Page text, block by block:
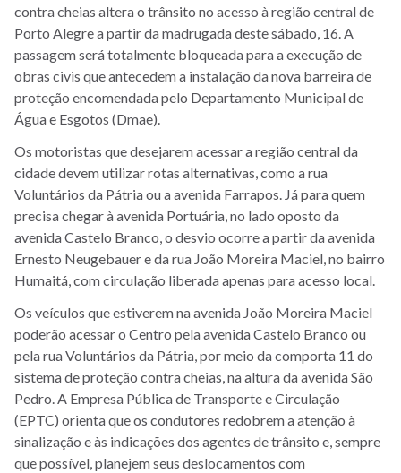
contra cheias altera o trânsito no acesso à região central de
Porto Alegre a partir da madrugada deste sábado, 16. A
passagem será totalmente bloqueada para a execução de
obras civis que antecedem a instalação da nova barreira de
proteção encomendada pelo Departamento Municipal de
Água e Esgotos (Dmae).
Os motoristas que desejarem acessar a região central da
cidade devem utilizar rotas alternativas, como a rua
Voluntários da Pátria ou a avenida Farrapos. Já para quem
precisa chegar à avenida Portuária, no lado oposto da
avenida Castelo Branco, o desvio ocorre a partir da avenida
Ernesto Neugebauer e da rua João Moreira Maciel, no bairro
Humaitá, com circulação liberada apenas para acesso local.
Os veículos que estiverem na avenida João Moreira Maciel
poderão acessar o Centro pela avenida Castelo Branco ou
pela rua Voluntários da Pátria, por meio da comporta 11 do
sistema de proteção contra cheias, na altura da avenida São
Pedro. A Empresa Pública de Transporte e Circulação
(EPTC) orienta que os condutores redobrem a atenção à
sinalização e às indicações dos agentes de trânsito e, sempre
que possível, planejem seus deslocamentos com